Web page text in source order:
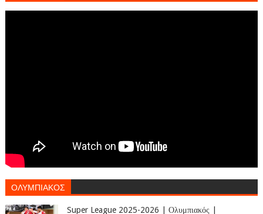
ΟΛΥΜΠΙΑΚΟΣ
Super League 2025-2026 | Ολυμπιακός |